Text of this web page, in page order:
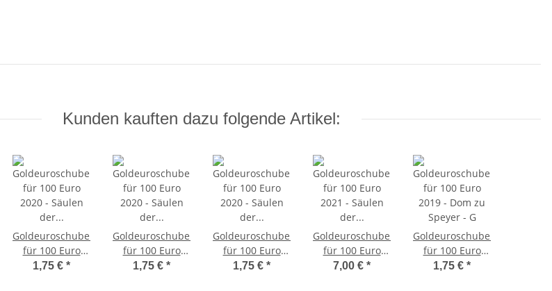
Kunden kauften dazu folgende Artikel:
Goldeuroschuber
für 100 Euro
2020 - Säulen
1,75 € *
Goldeuroschuber
für 100 Euro
2020 - Säulen
1,75 € *
Goldeuroschuber
für 100 Euro
2020 - Säulen
1,75 € *
Goldeuroschuber
für 100 Euro
2021 - Säulen
7,00 € *
Goldeuroschuber
für 100 Euro
2019 - Dom zu
1,75 € *